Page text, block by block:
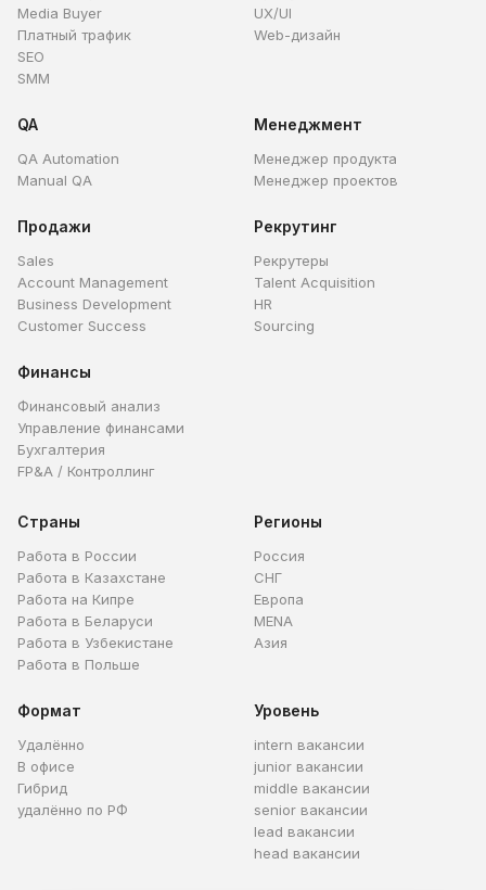
Media Buyer
Платный трафик
SEO
SMM
UX/UI
Web-дизайн
QA
QA Automation
Manual QA
Менеджмент
Менеджер продукта
Менеджер проектов
Продажи
Sales
Account Management
Business Development
Customer Success
Рекрутинг
Рекрутеры
Talent Acquisition
HR
Sourcing
Финансы
Финансовый анализ
Управление финансами
Бухгалтерия
FP&A / Контроллинг
Страны
Работа в России
Работа в Казахстане
Работа на Кипре
Работа в Беларуси
Работа в Узбекистане
Работа в Польше
Регионы
Россия
СНГ
Европа
MENA
Азия
Формат
Удалённо
В офисе
Гибрид
удалённо по РФ
Уровень
intern вакансии
junior вакансии
middle вакансии
senior вакансии
lead вакансии
head вакансии